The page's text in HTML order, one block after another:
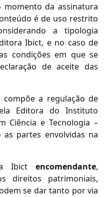
da assinatura
é de uso restrito
a tipologia
Ibict, e no caso de
condições em que se
de aceite das
a regulação de
Editora do Instituto
Ciência e Tecnologia –
as partes envolvidas na
Ibict encomendante,
direitos patrimoniais,
se dar tanto por via